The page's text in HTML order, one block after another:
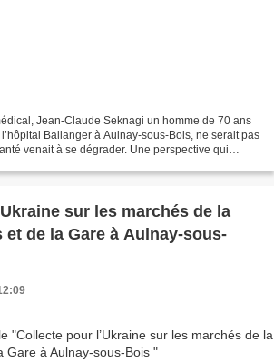
Jean-Claude Seknagi un homme de 70 ans
Ballanger à Aulnay-sous-Bois, ne serait pas
venait à se dégrader. Une perspective qui
sur les marchés de la
et de la Gare à Aulnay-sous-